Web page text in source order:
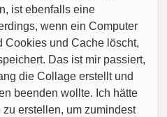
ist ebenfalls eine
wenn ein Computer
Cookies und Cache löscht,
Das ist mir passiert,
die Collage erstellt und
beenden wollte. Ich hätte
erstellen, um zumindest